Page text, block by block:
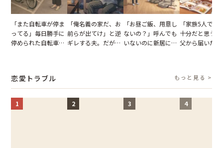
「また自転車が停ま
ってる」毎日勝手に
停められた自転車。
「俺名義の家だ、お
前らが出てけ」と逆
ギレする夫。だが、
「お昼ご飯、用意し
ないの？」呼んでも
いないのに新居にあ
「家族5人で3
十分だと思う
父から届いたご
恋愛トラブル もっと見る >
1 2 3 4